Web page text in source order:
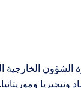
بجنيف بالشراكة مع وزارة